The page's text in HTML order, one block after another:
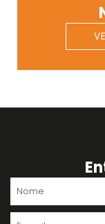
Nome
E-